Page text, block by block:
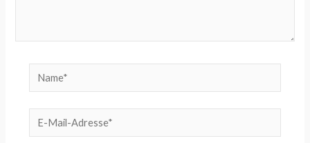
Name*
E-
Mail-